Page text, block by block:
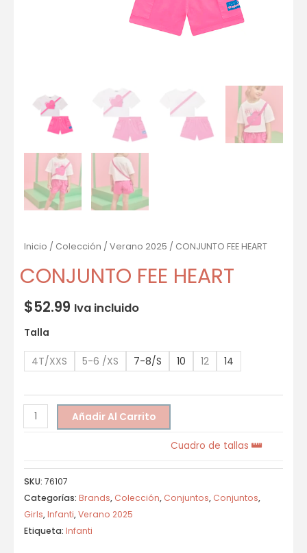
Inicio / Colección / Verano 2025 / CONJUNTO FEE HEART
CONJUNTO FEE HEART
$52.99 Iva incluido
Talla
4T/XXS 5-6 /XS 7-8/S 10 12 14
Añadir Al Carrito
Cuadro de tallas
SKU: 76107
Categorías: Brands, Colección, Conjuntos, Conjuntos,
Girls,Infanti,Verano 2025
Etiqueta: Infanti